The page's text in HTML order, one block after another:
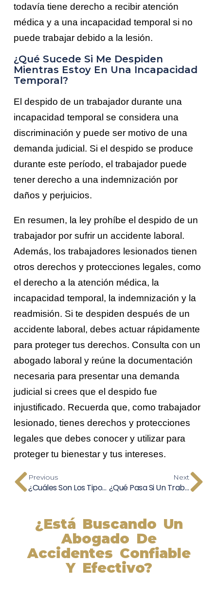
todavía tiene derecho a recibir atención
médica y a una incapacidad temporal si no
puede trabajar debido a la lesión.
¿Qué Sucede Si Me Despiden
Mientras Estoy En Una Incapacidad
Temporal?
El despido de un trabajador durante una
incapacidad temporal se considera una
discriminación y puede ser motivo de una
demanda judicial. Si el despido se produce
durante este período, el trabajador puede
tener derecho a una indemnización por
daños y perjuicios.
En resumen, la ley prohíbe el despido de un
trabajador por sufrir un accidente laboral.
Además, los trabajadores lesionados tienen
otros derechos y protecciones legales, como
el derecho a la atención médica, la
incapacidad temporal, la indemnización y la
readmisión. Si te despiden después de un
accidente laboral, debes actuar rápidamente
para proteger tus derechos. Consulta con un
abogado laboral y reúne la documentación
necesaria para presentar una demanda
judicial si crees que el despido fue
injustificado. Recuerda que, como trabajador
lesionado, tienes derechos y protecciones
legales que debes conocer y utilizar para
proteger tu bienestar y tus intereses.
Previous
¿Cuáles Son Los Tipos De Lesiones Laborales Más Comunes?
Next
¿Qué Pasa Si Un Trabajador Miente Sobre Un Accidente De Trabajo En California?
¿Está Buscando Un
Abogado De
Accidentes Confiable
Y Efectivo?